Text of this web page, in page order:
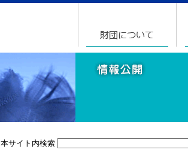
本サイト内検索